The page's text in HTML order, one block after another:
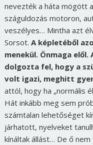
nevezték a háta mögött
száguldozás motoron,
veszélyes… Mintha azt
Sorsot. A képletéből
menekül. Önmaga
dolgozta fel, hogy a
volt igazi, meghitt
attól, hogy ha „normális
Hát inkább meg sem
számtalan lehetőséget
járhatott, nyelveket
kínáltak állást… De ő